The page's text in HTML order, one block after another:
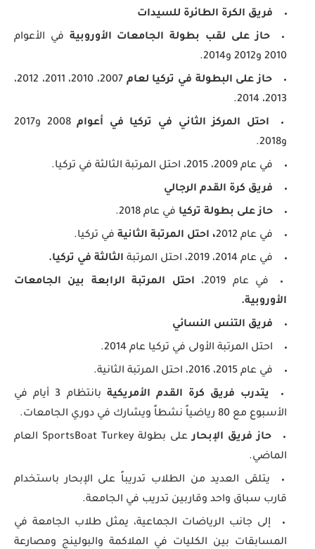
فريق الكرة الطائرة للسيدات
حاز على لقب بطولة الجامعات الأوروبية في الأعوام
2010 و2012 و2014.
حاز على البطولة في تركيا لعام
2007، 2010، 2011، 2012،
2013، 2014.
احتل المركز الثاني في تركيا في أعوام
2008 و2017
و2018.
في عام 2009، 2015، احتل المرتبة الثالثة في تركيا.
فريق كرة القدم الرجالي
حاز على بطولة تركيا في عام 2018.
في عام 2012 ، احتل المرتبة الثانية في تركيا.
في عام 2014، 2019، احتل المرتبة الثالثة في تركيا.
في عام 2019،
احتل المرتبة الرابعة بين الجامعات
الأوروبية.
فريق التنس النسائي
احتل المرتبة الأولى في تركيا عام 2014.
في عام 2015، 2016، احتل المرتبة الثانية.
يتدرب فريق كرة القدم الأمريكية
بانتظام 3 أيام في
الأسبوع مع 80 رياضياً نشطاً ويشارك في دوري الجامعات.
حاز فريق الإبحار
على بطولة SportsBoat Turkey العام
الماضي.
يتلقى العديد من الطلاب تدريباً على الإبحار باستخدام
قارب سباق واحد وقاربين تدريب في الجامعة.
إلى جانب الرياضات الجماعية، يمثل طلاب الجامعة في
المسابقات بين الكليات في الملاكمة والبولينج ومصارعة